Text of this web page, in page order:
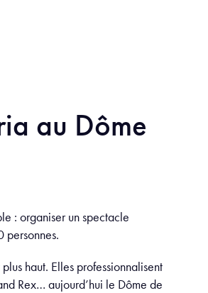
au Dôme
: organiser un spectacle
personnes.
haut. Elles professionnalisent
Rex… aujourd’hui le Dôme de